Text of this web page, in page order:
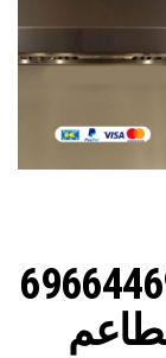
مداخن بيان / 69664469